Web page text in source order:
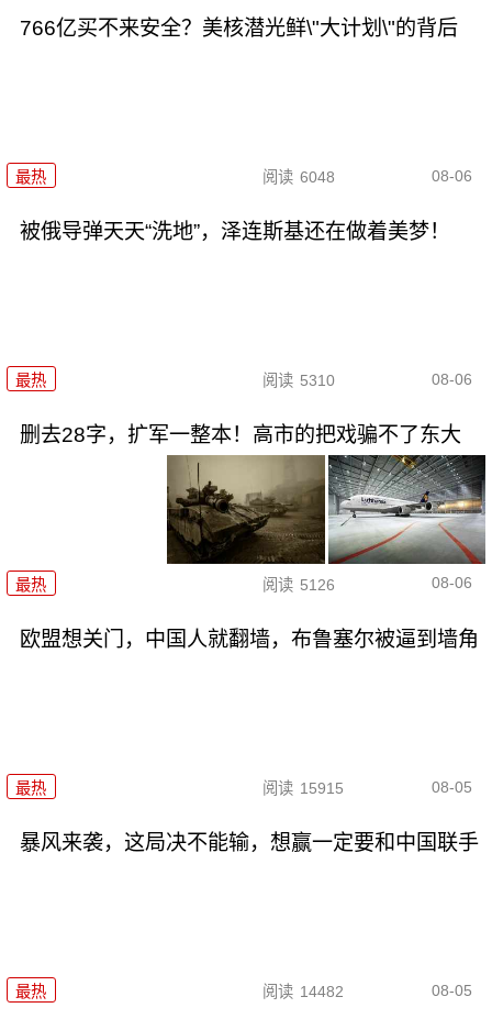
766亿买不来安全？美核潜光鲜\"大计划\"的背后
最热 阅读 6048 08-06
被俄导弹天天“洗地”，泽连斯基还在做着美梦！
最热 阅读 5310 08-06
删去28字，扩军一整本！高市的把戏骗不了东大
最热 阅读 5126 08-06
欧盟想关门，中国人就翻墙，布鲁塞尔被逼到墙角
最热 阅读 15915 08-05
暴风来袭，这局决不能输，想赢一定要和中国联手
最热 阅读 14482 08-05